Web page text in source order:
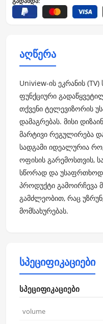
აღწერა
Uniview-ის ეკრანის
ფუნქციური
თქვენი ტელევიზორის
დამაგრებას. მისი
მარტივი რეგულირება
სადგამი იდეალურია
ოფისის გარემოსთვის,
სწორად და უსაფრთხოდ
პროდუქტი გამოირჩევა
გამძლეობით, რაც
მომსახურებას.
სპეციფიკაციები
სპეციფიკაციები
volume